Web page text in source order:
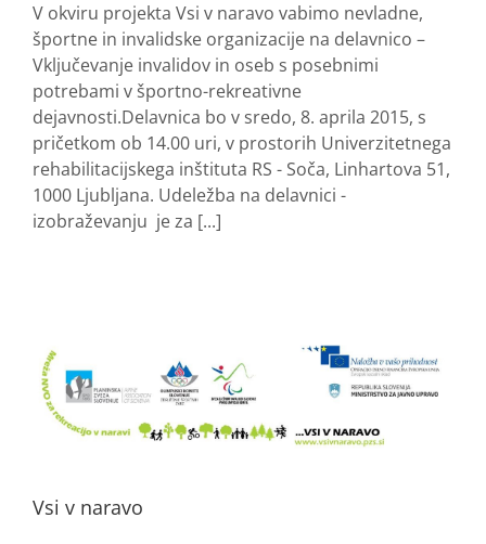
V okviru projekta Vsi v naravo vabimo nevladne,
športne in invalidske organizacije na delavnico –
Vključevanje invalidov in oseb s posebnimi
potrebami v športno-rekreativne
dejavnosti.Delavnica bo v sredo, 8. aprila 2015, s
pričetkom ob 14.00 uri, v prostorih Univerzitetnega
rehabilitacijskega inštituta RS - Soča, Linhartova 51,
1000 Ljubljana. Udeležba na delavnici -
izobraževanju je za [...]
Vsi v naravo